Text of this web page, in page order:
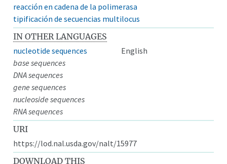
reacción en cadena de la polimerasa
tipificación de secuencias multilocus
IN OTHER LANGUAGES
nucleotide sequences
English
base sequences
DNA sequences
gene sequences
nucleoside sequences
RNA sequences
URI
https://lod.nal.usda.gov/nalt/15977
DOWNLOAD THIS